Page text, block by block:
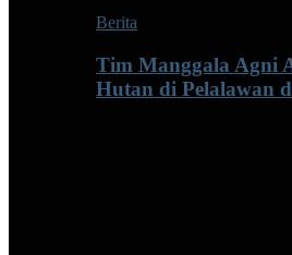
Berita
Tim Manggala Agni
Hutan di Pelalawan